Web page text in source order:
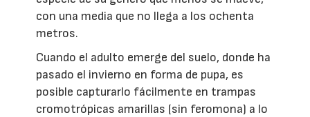
con una media que no llega a los ochenta
metros.
Cuando el adulto emerge del suelo, donde ha
pasado el invierno en forma de pupa, es
posible capturarlo fácilmente en trampas
cromotrópicas amarillas (sin feromona) a lo